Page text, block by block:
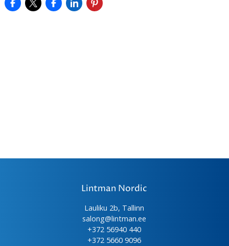
Lintman Nordic
Lauliku 2b, Tallinn
salong@lintman.ee
+372 56940 440
+372 5660 9096